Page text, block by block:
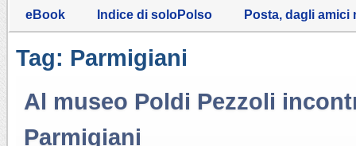
eBook Indice di soloPolso Posta, dagli amici
Tag: Parmigiani
Al museo Poldi Pezzoli
Parmigiani